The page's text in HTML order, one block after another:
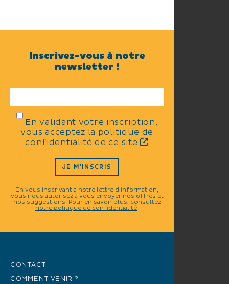
Inscrivez-vous à notre
newsletter !
En validant votre inscription,
vous acceptez la politique de
confidentialité de ce site
JE M'INSCRIS
En vous inscrivant à notre lettre d'information,
vous nous autorisez à vous envoyer nos offres et
nos suggestions. Pour en savoir plus, consultez
notre politique de confidentialité.
CONTACT
COMMENT VENIR ?